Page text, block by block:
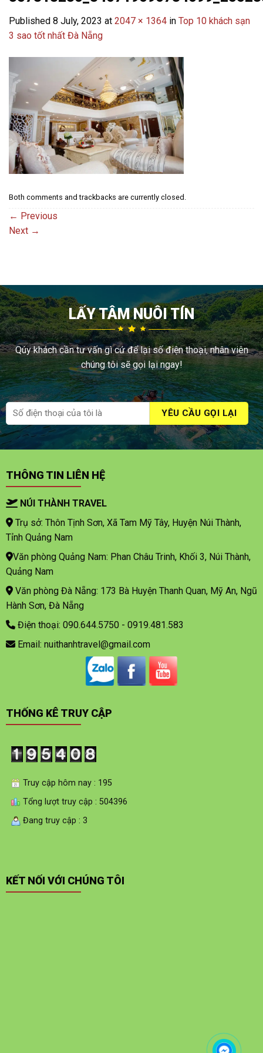
Published 8 July, 2023 at 2047 × 1364 in Top 10 khách sạn
3 sao tốt nhất Đà Nẵng
Both comments and trackbacks are currently closed.
← Previous
Next →
LẤY TÂM NUÔI TÍN
Qúy khách cần tư vấn gì cứ để lại số điện thoại, nhân viên
chúng tôi sẽ gọi lại ngay!
THÔNG TIN LIÊN HỆ
NÚI THÀNH TRAVEL
Trụ sở: Thôn Tịnh Sơn, Xã Tam Mỹ Tây, Huyện Núi Thành,
Tỉnh Quảng Nam
Văn phòng Quảng Nam: Phan Châu Trinh, Khối 3, Núi Thành,
Quảng Nam
Văn phòng Đà Nẵng: 173 Bà Huyện Thanh Quan, Mỹ An, Ngũ
Hành Sơn, Đà Nẵng
Điện thoại: 090.644.5750 - 0919.481.583
Email: nuithanhtravel@gmail.com
THỐNG KÊ TRUY CẬP
Truy cập hôm nay : 195
Tổng lượt truy cập : 504396
Đang truy cập : 3
KẾT NỐI VỚI CHÚNG TÔI